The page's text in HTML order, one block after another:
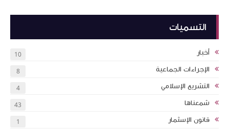
التسميات
أخبار 10
الإجراءات الجماعية 8
التشريع الإسلامي 4
شمعناها 43
قانون الإسثمار 1